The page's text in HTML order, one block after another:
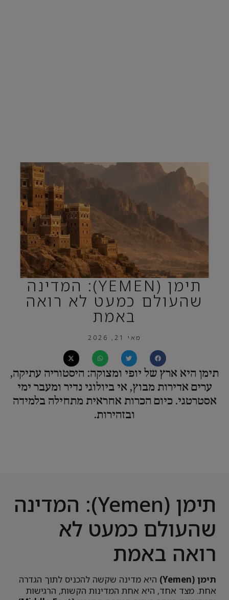
תימן (YEMEN): המדינה
שהעולם כמעט לא רואה
באמת
מאי 21, 2026
תימן היא ארץ של יופי ומצוקה: היסטוריה עתיקה,
ערים אדירות מבוץ, אי ביולוגי נדיר ומעבר ימי
אסטרטגי. כיום הכרות אחראית מתחילה בלמידה
ובזהירות.
תימן (Yemen): המדינה
שהעולם כמעט לא
רואה באמת
תימן (Yemen)
היא מדינה שקשה להכניס לתוך הגדרה
אחת. מצד אחד, היא אחת המדינות הקשות, הרגישות